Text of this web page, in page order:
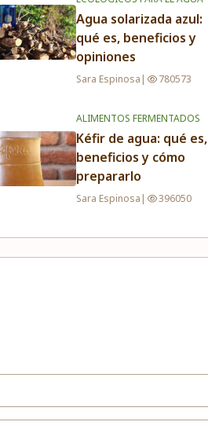
Agua solarizada azul:
qué es, beneficios y
opiniones
Sara Espinosa | 780573
ALIMENTOS FERMENTADOS
Kéfir de agua: qué es,
beneficios y cómo
prepararlo
Sara Espinosa | 396050